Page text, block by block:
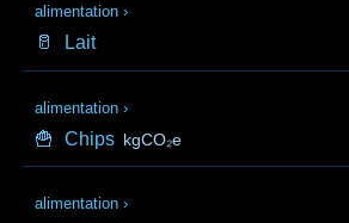
alimentation ›
🥛 Lait
alimentation ›
🍟 Chips kgCO₂e
alimentation ›